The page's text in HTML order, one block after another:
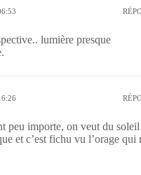
lumière presque
peu importe, on veut du
et c’est fichu vu l’orage qui